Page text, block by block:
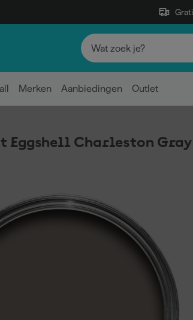
Merken Aanbiedingen Outlet
Eggshell Charleston